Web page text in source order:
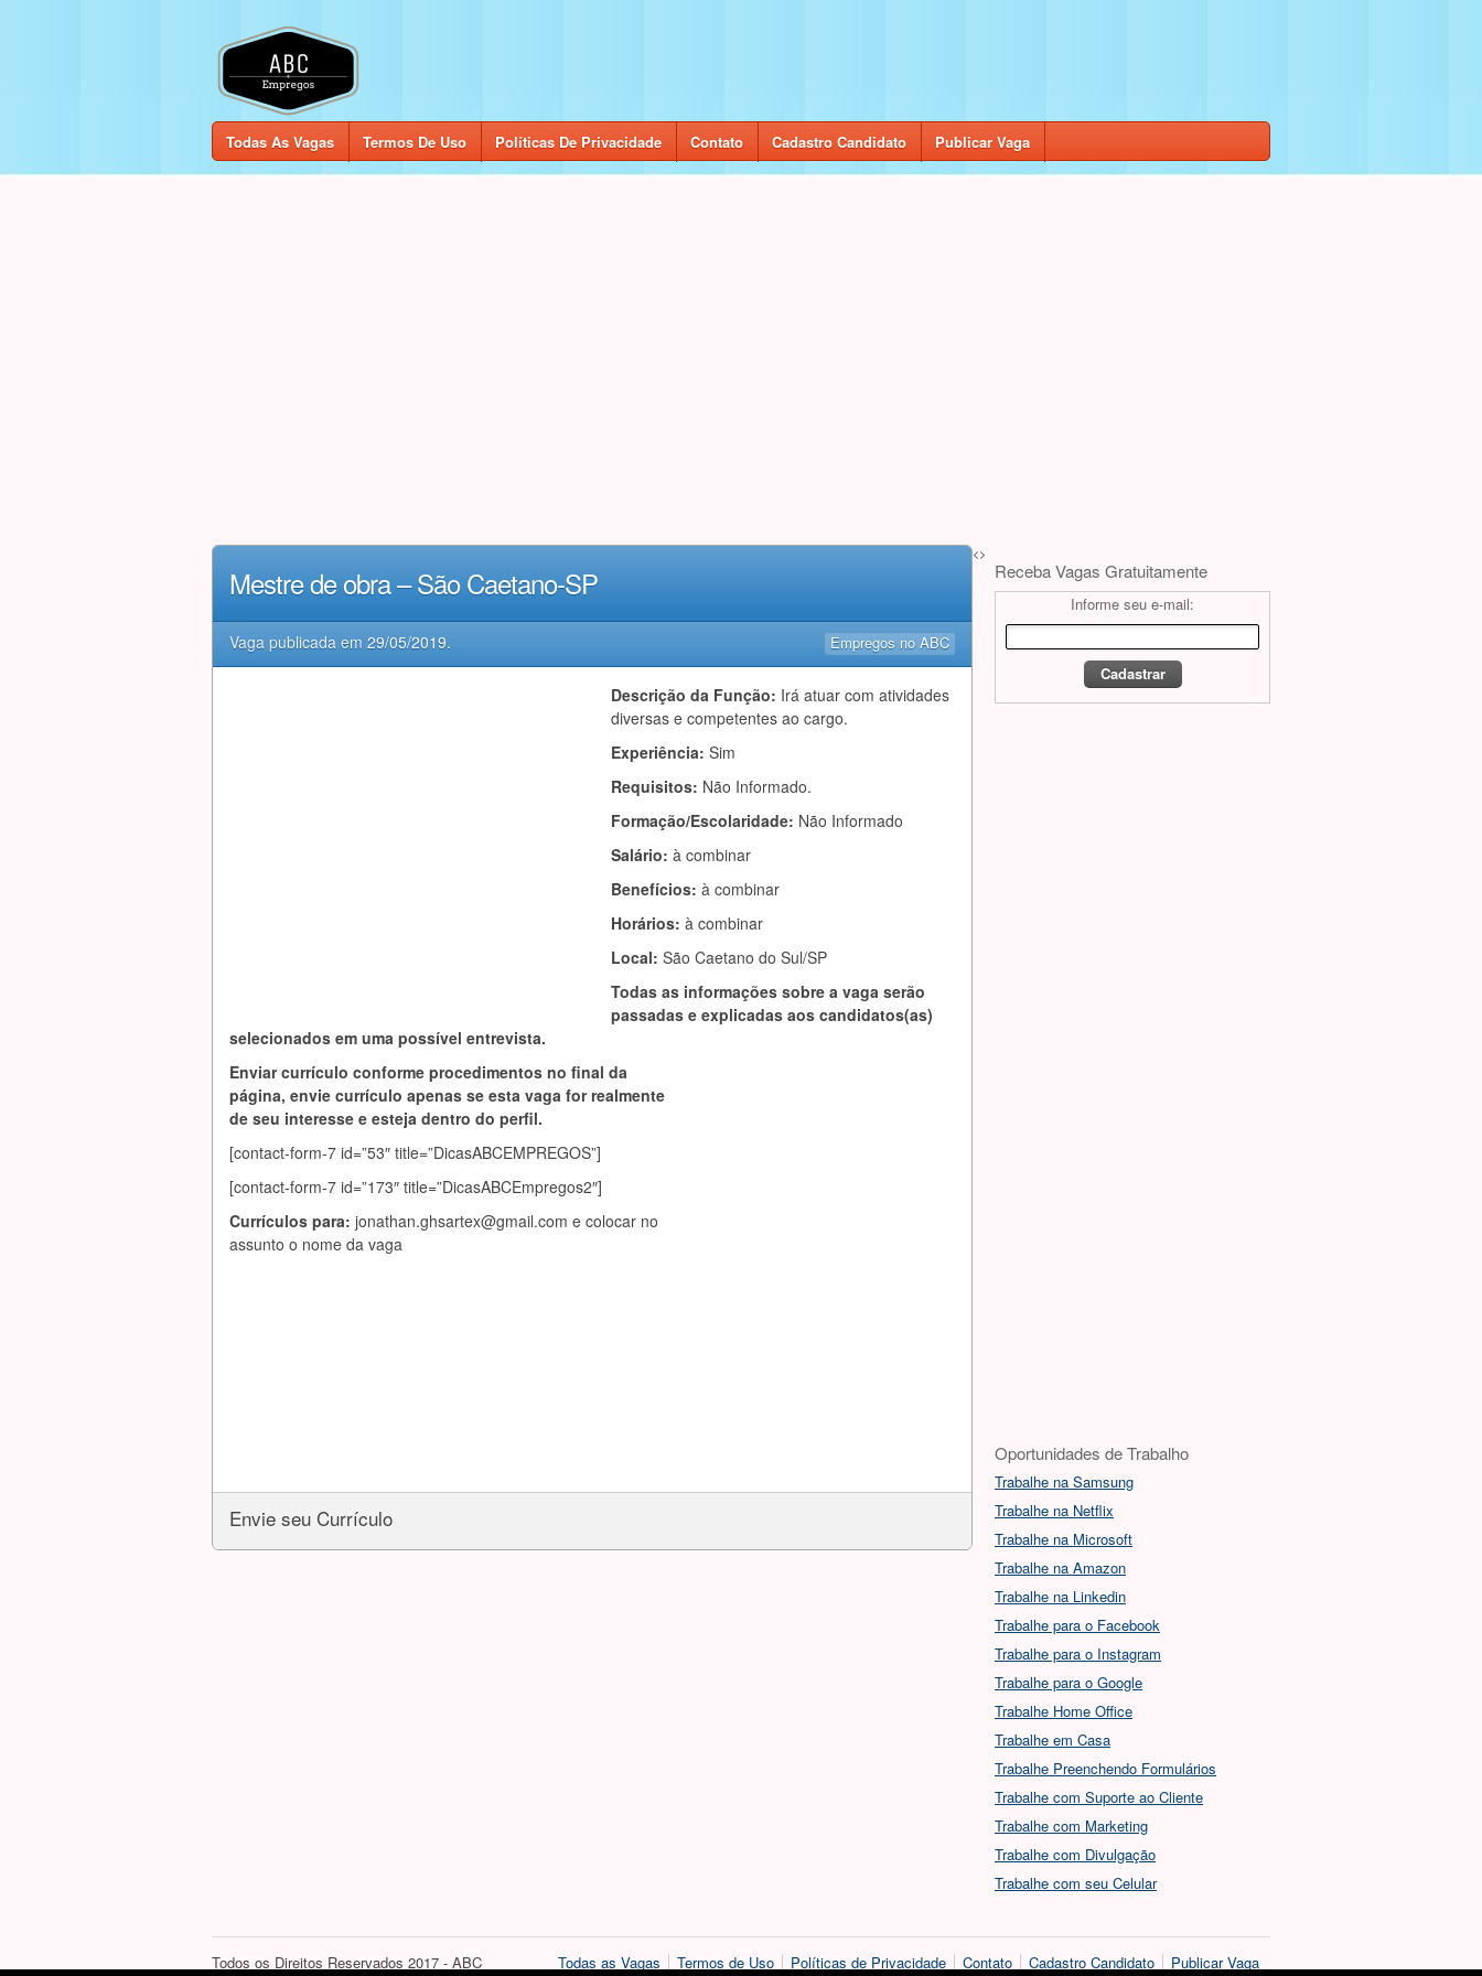
Todas As Vagas Termos De Uso Políticas De Privacidade Contato Cadastro Candidato Publicar Vaga
<>
Mestre de obra – São Caetano-SP
Empregos no ABC
Vaga publicada em 29/05/2019.
Descrição da Função: Irá atuar com atividades
diversas e competentes ao cargo.
Experiência: Sim
Requisitos: Não Informado.
Formação/Escolaridade: Não Informado
Salário: à combinar
Benefícios: à combinar
Horários: à combinar
Local: São Caetano do Sul/SP
Todas as informações sobre a vaga serão
passadas e explicadas aos candidatos(as)
selecionados em uma possível entrevista.
Enviar currículo conforme procedimentos no final da
página, envie currículo apenas se esta vaga for realmente
de seu interesse e esteja dentro do perfil.
[contact-form-7 id=”53″ title=”DicasABCEMPREGOS”]
[contact-form-7 id=”173″ title=”DicasABCEmpregos2″]
Currículos para: jonathan.ghsartex@gmail.com e colocar no
assunto o nome da vaga
Envie seu Currículo
Receba Vagas Gratuitamente
Informe seu e-mail:
Oportunidades de Trabalho
Trabalhe na Samsung
Trabalhe na Netflix
Trabalhe na Microsoft
Trabalhe na Amazon
Trabalhe na Linkedin
Trabalhe para o Facebook
Trabalhe para o Instagram
Trabalhe para o Google
Trabalhe Home Office
Trabalhe em Casa
Trabalhe Preenchendo Formulários
Trabalhe com Suporte ao Cliente
Trabalhe com Marketing
Trabalhe com Divulgação
Trabalhe com seu Celular
Todas as Vagas Termos de Uso Políticas de Privacidade Contato Cadastro Candidato Publicar Vaga
Todos os Direitos Reservados 2017 - ABC